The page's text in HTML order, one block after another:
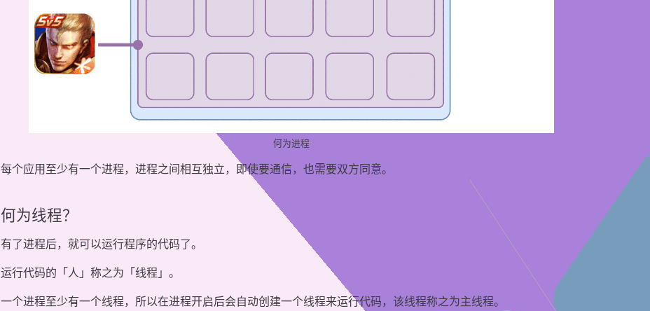
何为进程
每个应用至少有一个进程，进程之间相互独立，即使要通信，也需要双方同意。
何为线程？
有了进程后，就可以运行程序的代码了。
运行代码的「人」称之为「线程」。
一个进程至少有一个线程，所以在进程开启后会自动创建一个线程来运行代码，该线程称之为主线程。